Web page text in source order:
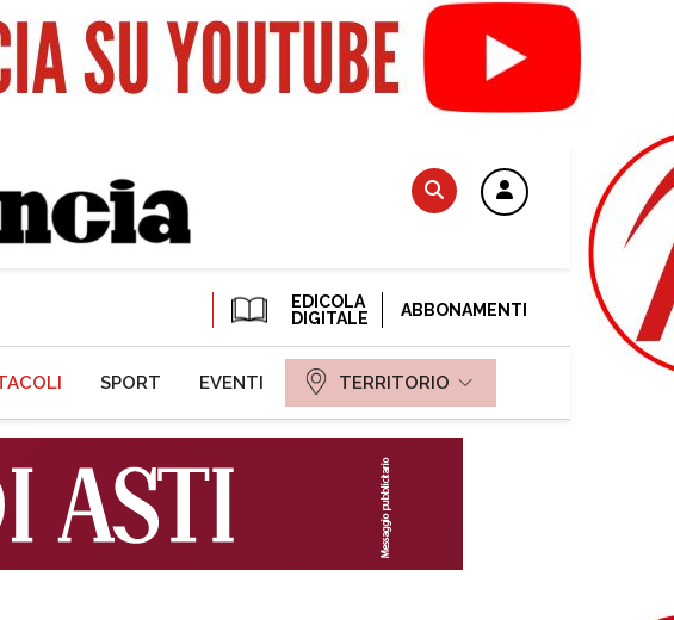
EDICOLA
DIGITALE
ABBONAMENTI
SPORT EVENTI TERRITORIO